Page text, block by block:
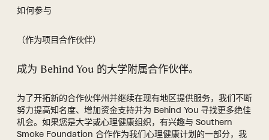
如何参与
（作为项目合作伙伴）
成为 Behind You 的大学附属合作伙伴。
为了开拓新的合作伙伴州并继续在现有地区提供服务，我们不断
努力提高知名度、增加资金支持并为 Behind You 寻找更多绝佳
机会。如果您是大学或心理健康组织，有兴趣与 Southern
Smoke Foundation 合作作为我们心理健康计划的一部分，我